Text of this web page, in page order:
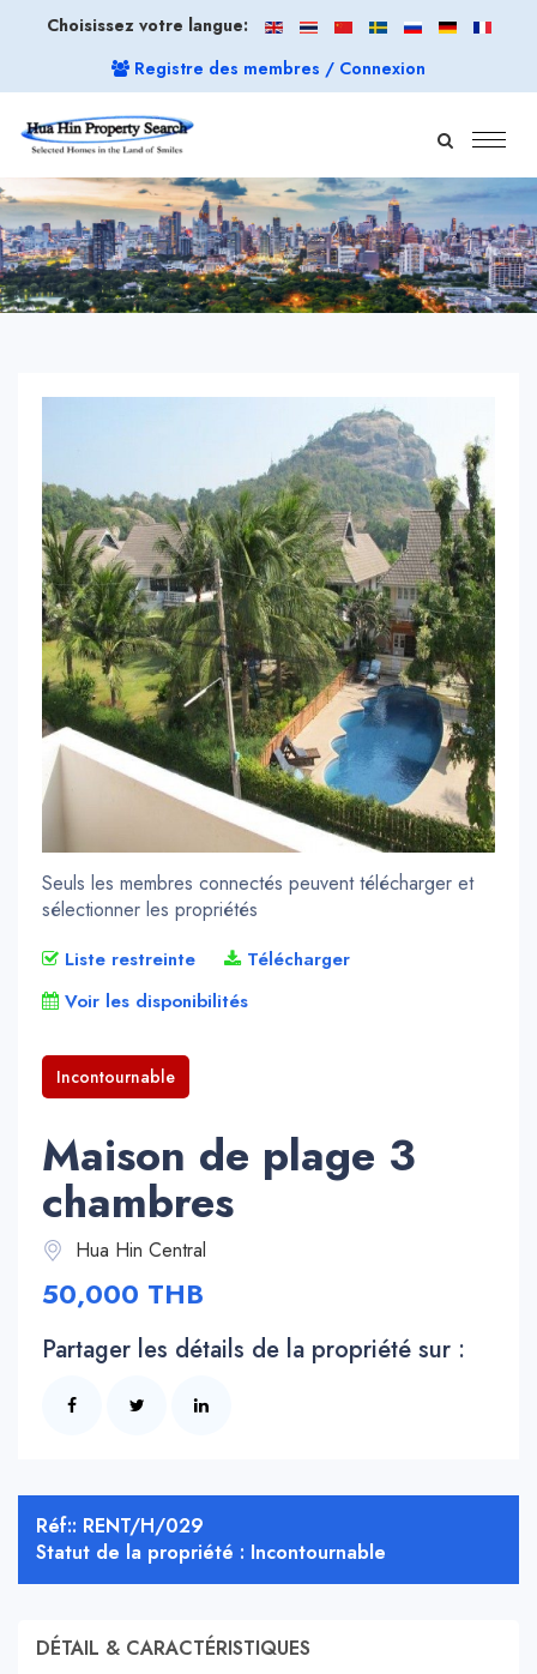
Choisissez votre langue:
Registre des membres / Connexion
Seuls les membres connectés peuvent télécharger et
sélectionner les propriétés
Liste restreinte
Télécharger
Voir les disponibilités
Incontournable
Maison de plage 3
chambres
Hua Hin Central
50,000 THB
Partager les détails de la propriété sur :
Réf:: RENT/H/029
Statut de la propriété : Incontournable
DÉTAIL & CARACTÉRISTIQUES